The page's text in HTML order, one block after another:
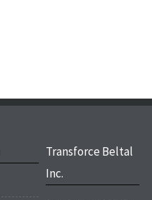
Transforce Beltal
Inc.